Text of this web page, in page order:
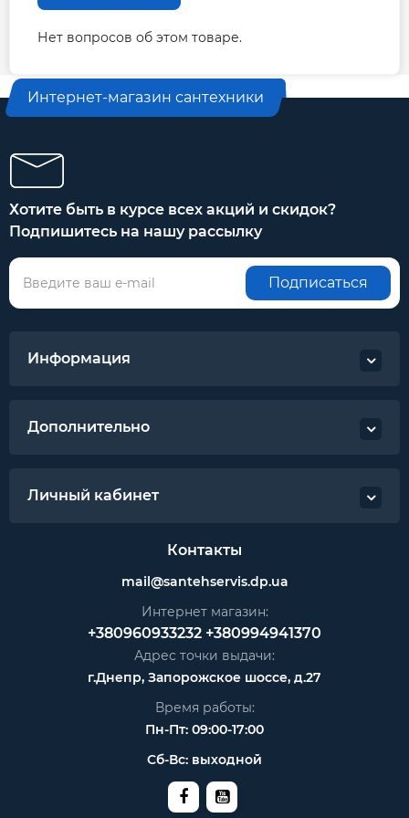
класс нагревостойкости изоляции H
однофазное исполнение с установленным
напряжение питания: 220 В, 50 Гц
режим работы: продолжительный
Нет вопросов об этом товаре.
Интернет-магазин сантехники
Хотите быть в курсе всех акций и скидок?
Подпишитесь на нашу рассылку
Подписаться
Информация
Дополнительно
Личный кабинет
Контакты
mail@santehservis.dp.ua
Интернет магазин:
+380960933232 +380994941370
Адрес точки выдачи:
г.Днепр, Запорожское шоссе, д.27
Время работы:
Пн-Пт: 09:00-17:00
Сб-Вс: выходной